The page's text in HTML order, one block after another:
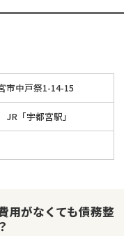
市中戸祭1-14-15
「宇都宮駅」
用がなくても債務整